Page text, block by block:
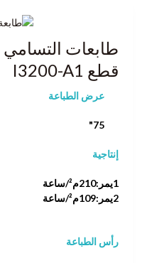
قطع I3200-A1
عرض الطباعة
75"
إنتاجية
1يمر:210م²/ساعة
2يمر:109م²/ساعة
رأس الطباعة